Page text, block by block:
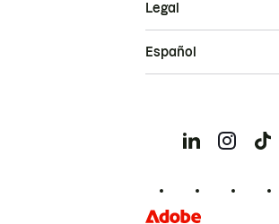
Legal
Español